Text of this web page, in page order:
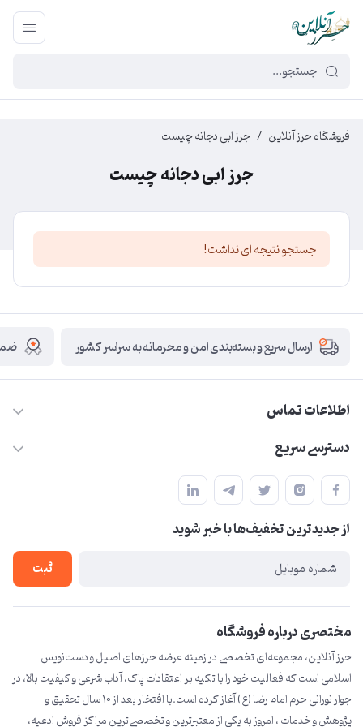
449f43cf-3da2-4422-bb12-2566cb5b8b05
فروشگاه حرز آنلاین / جرز ابی دجانه چیست
جرز ابی دجانه چیست
جستجو نتیجه ای نداشت!
ارسال سریع و بسته‌بندی امن و محرمانه به سراسر کشور
اطلاعات تماس
09210446578
herzeonline@gmail.com
مشهد مقدس ،خیابان امام رضا(ع) ، حرم مطهر رضوی ، فلکه آب ، بازار
امام رضا (ع)
دسترسی سریع
حساب کاربری
مجله فروشگاه
لیست محصولات
درباره ما
از جدید‌ترین تخفیف‌ها با‌ خبر شوید
ثبت
مختصری درباره فروشگاه
حرز آنلاین، مجموعه‌ای تخصصی در زمینه عرضه حرزهای اصیل و دست‌نویس
اسلامی است که فعالیت خود را با تکیه بر اعتقادات پاک، آداب شرعی و کیفیت بالا، در
جوار نورانی حرم امام رضا (ع) آغاز کرده است.با افتخار بعد از 10 سال تحقیق و
پژوهش و خدمات ، امروز به یکی از معتبرترین و تخصصی‌ترین مراکز فروش ادعیه،